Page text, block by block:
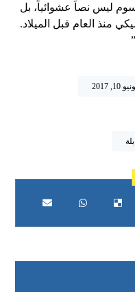
ليس نصاَ عشوائياً، بل
منذ العام قبل الميلاد.
10, 2017